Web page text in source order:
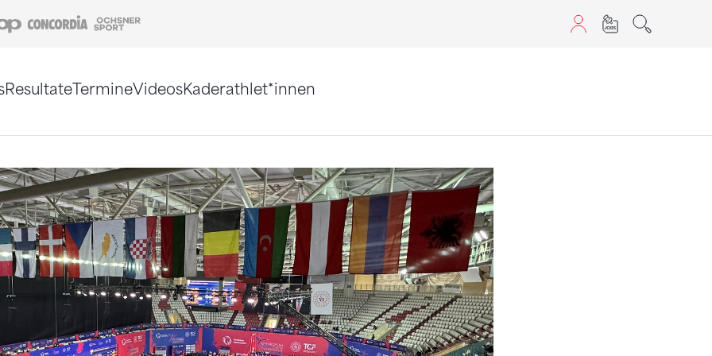
Coop Concordia
ResultateTermineVideosKaderathlet*innen